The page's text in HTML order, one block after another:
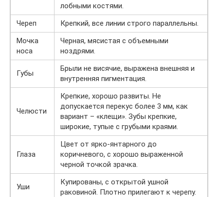
лобными костями.
Череп
Крепкий, все линии строго параллельны.
Мочка
носа
Черная, мясистая с объемными
ноздрями.
Губы
Брыли не висячие, выражена внешняя и
внутренняя пигментация.
Челюсти
Крепкие, хорошо развиты. Не
допускается перекус более 3 мм, как
вариант – «клещи». Зубы крепкие,
широкие, тупые с грубыми краями.
Глаза
Цвет от ярко-янтарного до
коричневого, с хорошо выраженной
черной точкой зрачка.
Уши
Купированы, с открытой ушной
раковиной. Плотно прилегают к черепу.